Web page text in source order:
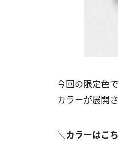
今回の限定色
カラーが展開さ
＼カラーはこ